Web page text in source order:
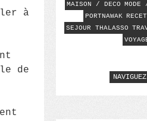
à
de
MAISON / DECO MODE
PORTNAWAK
SEJOUR THALASSO